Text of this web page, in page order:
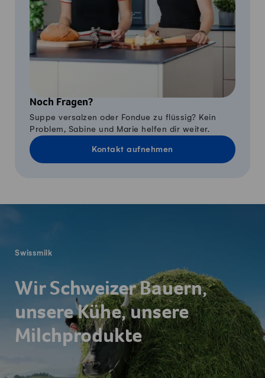
Noch Fragen?
Suppe versalzen oder Fondue zu flüssig? Kein
Problem, Sabine und Marie helfen dir weiter.
Kontakt aufnehmen
Swissmilk
Wir Schweizer Bauern,
unsere Kühe, unsere
Milchprodukte